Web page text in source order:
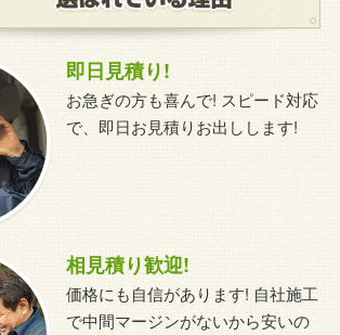
即日見積り!
お急ぎの方も喜んで! スピード対応
で、即日お見積りお出しします!
相見積り歓迎!
価格にも自信があります! 自社施工
で中間マージンがないから安いの